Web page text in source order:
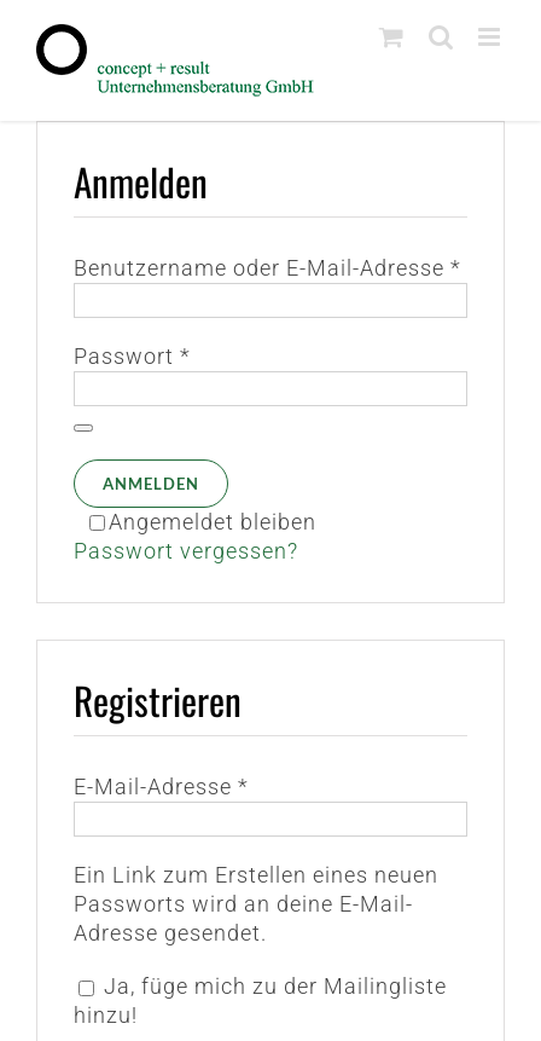
Inhalt
springen
Anmelden
Benutzername oder E-Mail-Adresse *
Passwort *
Angemeldet bleiben
ANMELDEN
Passwort vergessen?
Registrieren
E-Mail-Adresse *
Ein Link zum Erstellen eines neuen
Passworts wird an deine E-Mail-
Adresse gesendet.
Ja, füge mich zu der Mailingliste
hinzu!